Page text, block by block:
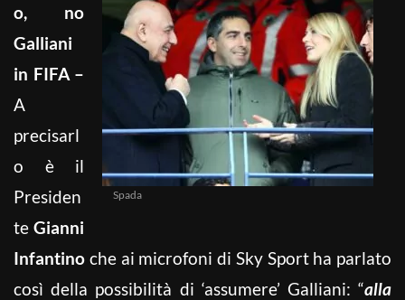
Spada
o, no
Galliani
in FIFA –
A
precisarl
o è il
Presiden
te Gianni
Infantino che ai microfoni di Sky Sport ha parlato
così della possibilità di ‘assumere’ Galliani: “alla